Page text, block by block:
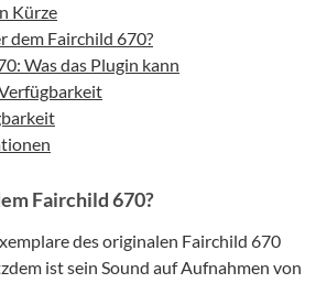
Kürze
dem Fairchild 670?
Was das Plugin kann
Fairchild 670?
des originalen Fairchild 670
ist sein Sound auf Aufnahmen von